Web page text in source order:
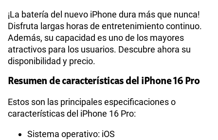
¡La batería del nuevo iPhone dura más que nunca!
Disfruta largas horas de entretenimiento continuo.
Además, su capacidad es uno de los mayores
atractivos para los usuarios. Descubre ahora su
disponibilidad y precio.
Resumen de características del iPhone 16 Pro
Estos son las principales especificaciones o
características del iPhone 16 Pro:
Sistema operativo: iOS